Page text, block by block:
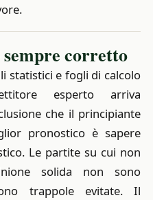
corretto
statistici e fogli di calcolo
esperto arriva
che il principiante
pronostico è sapere
Le partite su cui non
solida non sono
trappole evitate. Il